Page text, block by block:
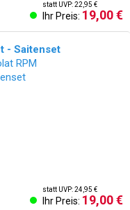
statt UVP: 22,95 €
Ihr Preis: 19,00 €
- Saitenset
statt UVP: 24,95 €
Ihr Preis: 19,00 €